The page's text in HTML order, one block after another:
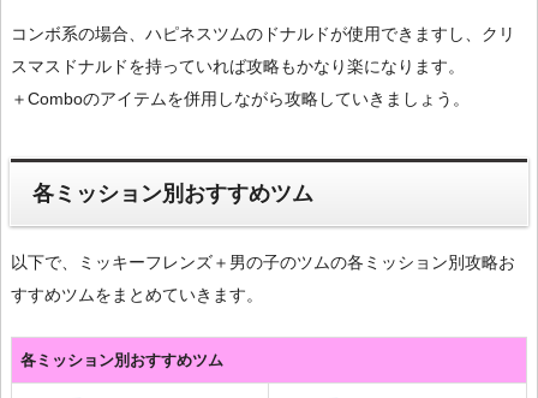
コンボ系の場合、ハピネスツムのドナルドが使用できますし、クリ
スマスドナルドを持っていれば攻略もかなり楽になります。
＋Comboのアイテムを併用しながら攻略していきましょう。
各ミッション別おすすめツム
以下で、ミッキーフレンズ＋男の子のツムの各ミッション別攻略お
すすめツムをまとめていきます。
各ミッション別おすすめツム